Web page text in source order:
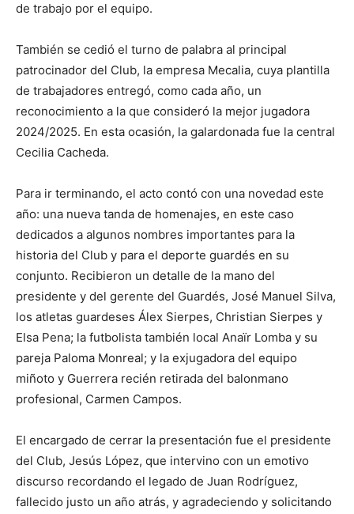
de trabajo por el equipo.
También se cedió el turno de palabra al principal
patrocinador del Club, la empresa Mecalia, cuya plantilla
de trabajadores entregó, como cada año, un
reconocimiento a la que consideró la mejor jugadora
2024/2025. En esta ocasión, la galardonada fue la central
Cecilia Cacheda.
Para ir terminando, el acto contó con una novedad este
año: una nueva tanda de homenajes, en este caso
dedicados a algunos nombres importantes para la
historia del Club y para el deporte guardés en su
conjunto. Recibieron un detalle de la mano del
presidente y del gerente del Guardés, José Manuel Silva,
los atletas guardeses Álex Sierpes, Christian Sierpes y
Elsa Pena; la futbolista también local Anaïr Lomba y su
pareja Paloma Monreal; y la exjugadora del equipo
miñoto y Guerrera recién retirada del balonmano
profesional, Carmen Campos.
El encargado de cerrar la presentación fue el presidente
del Club, Jesús López, que intervino con un emotivo
discurso recordando el legado de Juan Rodríguez,
fallecido justo un año atrás, y agradeciendo y solicitando